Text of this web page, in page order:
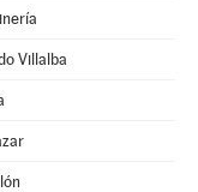
Villalba